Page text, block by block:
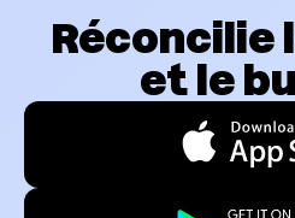
et le